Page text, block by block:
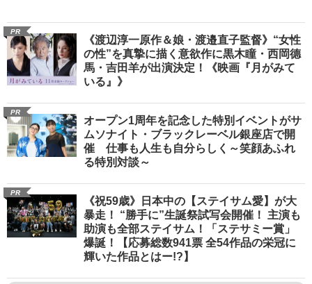
PR
《渡辺淳一原作＆娘・渡邉直子監督》“女性
の性”を真摯に描く意欲作に黒木瞳・西岡德
馬・吉田羊が出演決定！《映画『月がみて
いる』》
PR
オープン1周年を記念した特別イベントがサ
ムソナイト・ブラックレーベル銀座店で開
催 仕事も人生も自分らしく～笑顔あふれ
る特別対談～
PR
《祝59歳》日本中の【ステイサム愛】が大
暴走！ “勝手に”生誕祭試写会開催！ 主演も
助演も全部ステイサム！「ステサミー賞」
爆誕！【応募総数941票 全54作品の栄冠に
輝いた作品とはー!?】